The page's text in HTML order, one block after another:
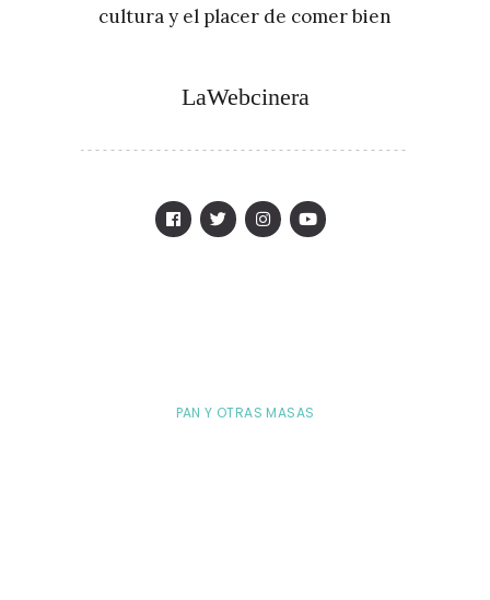
cultura y el placer de comer bien
LaWebcinera
PAN Y OTRAS MASAS